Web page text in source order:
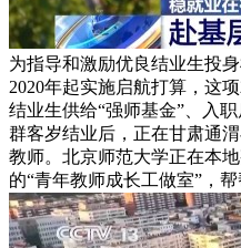
为指导和激励优良结业生投
2020年起实施启航打算，这
结业生供给“强师基金”、入
群客岁结业后，正在甘肃通
教师。北京师范大学正在本
的“青年教师成长工做室”，